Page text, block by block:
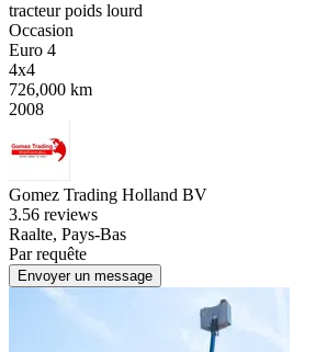
tracteur poids lourd
Occasion
Euro 4
4x4
726,000 km
2008
Gomez Trading Holland BV
3.56 reviews
Raalte, Pays-Bas
Par requête
Envoyer un message